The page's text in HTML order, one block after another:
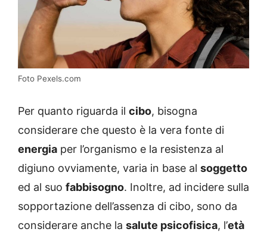
Foto Pexels.com
Per quanto riguarda il cibo, bisogna
considerare che questo è la vera fonte di
energia per l’organismo e la resistenza al
digiuno ovviamente, varia in base al soggetto
ed al suo fabbisogno. Inoltre, ad incidere sulla
sopportazione dell’assenza di cibo, sono da
considerare anche la salute psicofisica, l’età